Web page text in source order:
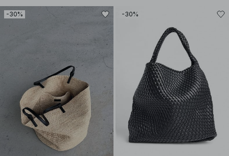
-30% -30%